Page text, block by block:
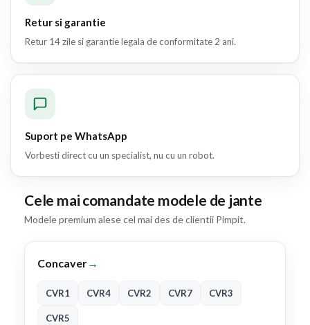
Retur si garantie
Retur 14 zile si garantie legala de conformitate 2 ani.
Suport pe WhatsApp
Vorbesti direct cu un specialist, nu cu un robot.
Cele mai comandate modele de jante
Modele premium alese cel mai des de clientii Pimpit.
Concaver→
CVR1 CVR4 CVR2 CVR7 CVR3
CVR5